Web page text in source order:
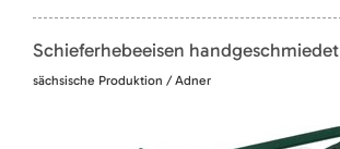
Schieferhebeeisen handgeschmiedet
sächsische Produktion / Adner